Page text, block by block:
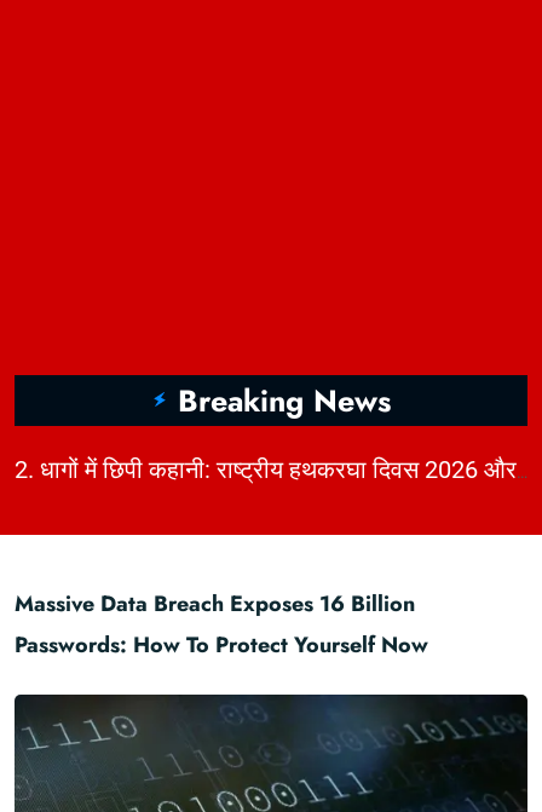
Breaking News
| 2. धागों में छिपी कहानी: राष्ट्रीय हथकरघा दिवस 2026 और भारत की बुनाई विरासत | KhabarForYou
Massive Data Breach Exposes 16 Billion
Passwords: How To Protect Yourself Now